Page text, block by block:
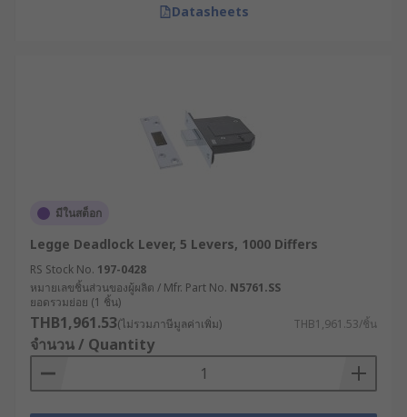
Datasheets
มีในสต็อก
Legge Deadlock Lever, 5 Levers, 1000 Differs
RS Stock No. 197-0428
หมายเลขชิ้นส่วนของผู้ผลิต / Mfr. Part No. N5761.SS
ยอดรวมย่อย (1 ชิ้น)
THB1,961.53(ไม่รวมภาษีมูลค่าเพิ่ม) THB1,961.53/ชิ้น
จำนวน / Quantity